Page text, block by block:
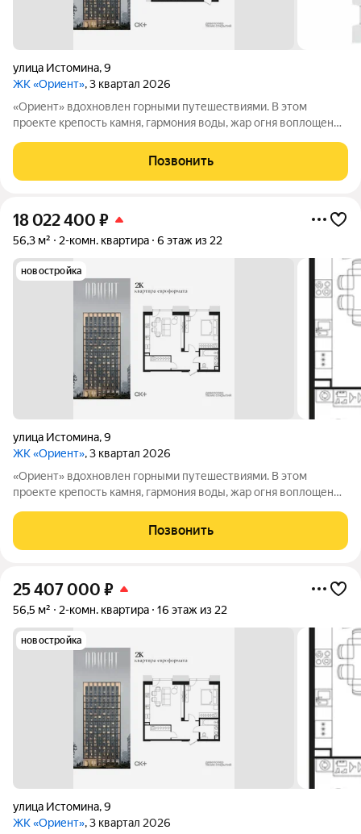
улица Истомина,9
ЖК «Ориент», 3 квартал 2026
«Ориент» вдохновлен горными путешествиями. В этом
проекте крепость камня, гармония воды, жар огня воплощены
технологиями. Здесь вы получите повседневность,
наполненную яркими моментами и приятной
Позвонить
18 022 400 ₽
56,3 м² 2-комн. квартира 6 этаж из 22
новостройка
улица Истомина,9
ЖК «Ориент», 3 квартал 2026
«Ориент» вдохновлен горными путешествиями. В этом
проекте крепость камня, гармония воды, жар огня воплощены
технологиями. Здесь вы получите повседневность,
наполненную яркими моментами и приятной
Позвонить
25 407 000 ₽
56,5 м² 2-комн. квартира 16 этаж из 22
новостройка
улица Истомина,9
ЖК «Ориент», 3 квартал 2026